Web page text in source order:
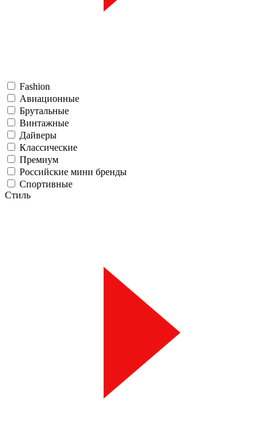
Fashion
Авиационные
Брутальные
Винтажные
Дайверы
Классические
Премиум
Российские мини бренды
Спортивные
Стиль